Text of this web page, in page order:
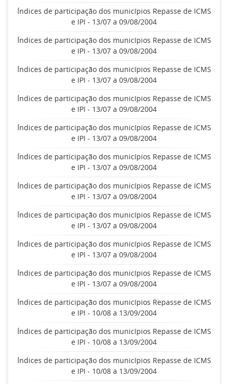
Índices de participação dos municípios Repasse de ICMS
e IPI - 13/07 a 09/08/2004
Índices de participação dos municípios Repasse de ICMS
e IPI - 13/07 a 09/08/2004
Índices de participação dos municípios Repasse de ICMS
e IPI - 13/07 a 09/08/2004
Índices de participação dos municípios Repasse de ICMS
e IPI - 13/07 a 09/08/2004
Índices de participação dos municípios Repasse de ICMS
e IPI - 13/07 a 09/08/2004
Índices de participação dos municípios Repasse de ICMS
e IPI - 13/07 a 09/08/2004
Índices de participação dos municípios Repasse de ICMS
e IPI - 13/07 a 09/08/2004
Índices de participação dos municípios Repasse de ICMS
e IPI - 13/07 a 09/08/2004
Índices de participação dos municípios Repasse de ICMS
e IPI - 13/07 a 09/08/2004
Índices de participação dos municípios Repasse de ICMS
e IPI - 13/07 a 09/08/2004
Índices de participação dos municípios Repasse de ICMS
e IPI - 10/08 a 13/09/2004
Índices de participação dos municípios Repasse de ICMS
e IPI - 10/08 a 13/09/2004
Índices de participação dos municípios Repasse de ICMS
e IPI - 10/08 a 13/09/2004